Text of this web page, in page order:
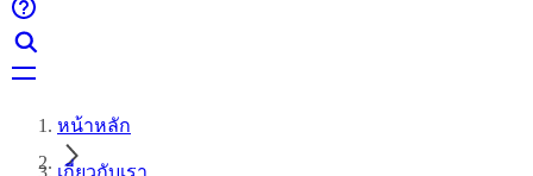
หน้าหลัก
เกี่ยวกับเรา